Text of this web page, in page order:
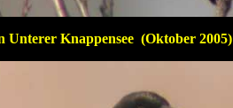
Unterer Knappensee (Oktober 2005)